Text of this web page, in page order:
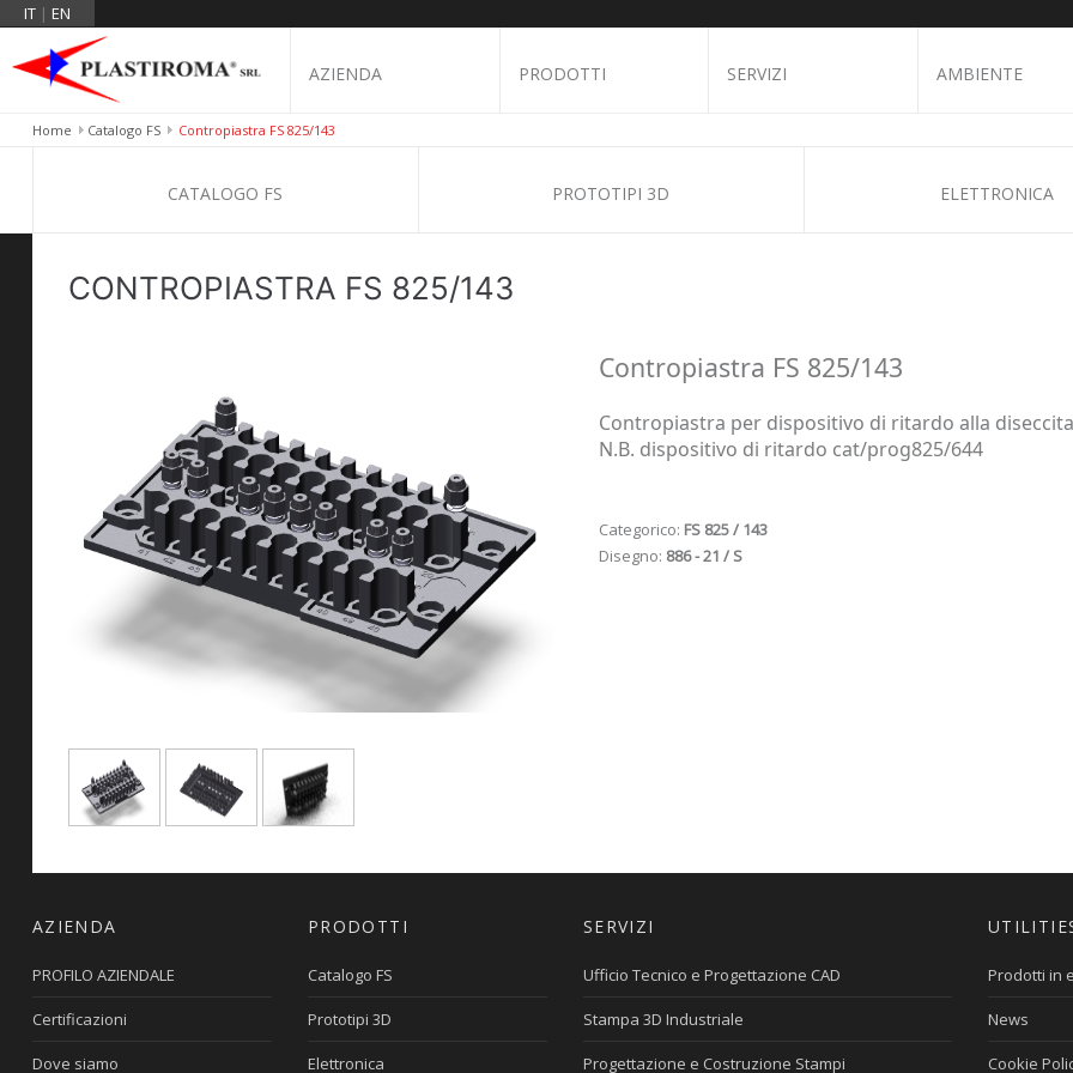
IT | EN
AZIENDA PRODOTTI SERVIZI AMBIENTE
Home Catalogo FS Contropiastra FS 825/143
CATALOGO FS PROTOTIPI 3D ELETTRONICA
CONTROPIASTRA FS 825/143
Contropiastra FS 825/143
Contropiastra per dispositivo di ritardo alla
N.B. dispositivo di ritardo cat/prog825/644
Categorico: FS 825 / 143
Disegno: 886 - 21 / S
AZIENDA
PROFILO AZIENDALE
Certificazioni
Dove siamo
PRODOTTI
Catalogo FS
Prototipi 3D
Elettronica
SERVIZI
Ufficio Tecnico e Progettazione CAD
Stampa 3D Industriale
Progettazione e Costruzione Stampi
Prodotti in
News
Cookie